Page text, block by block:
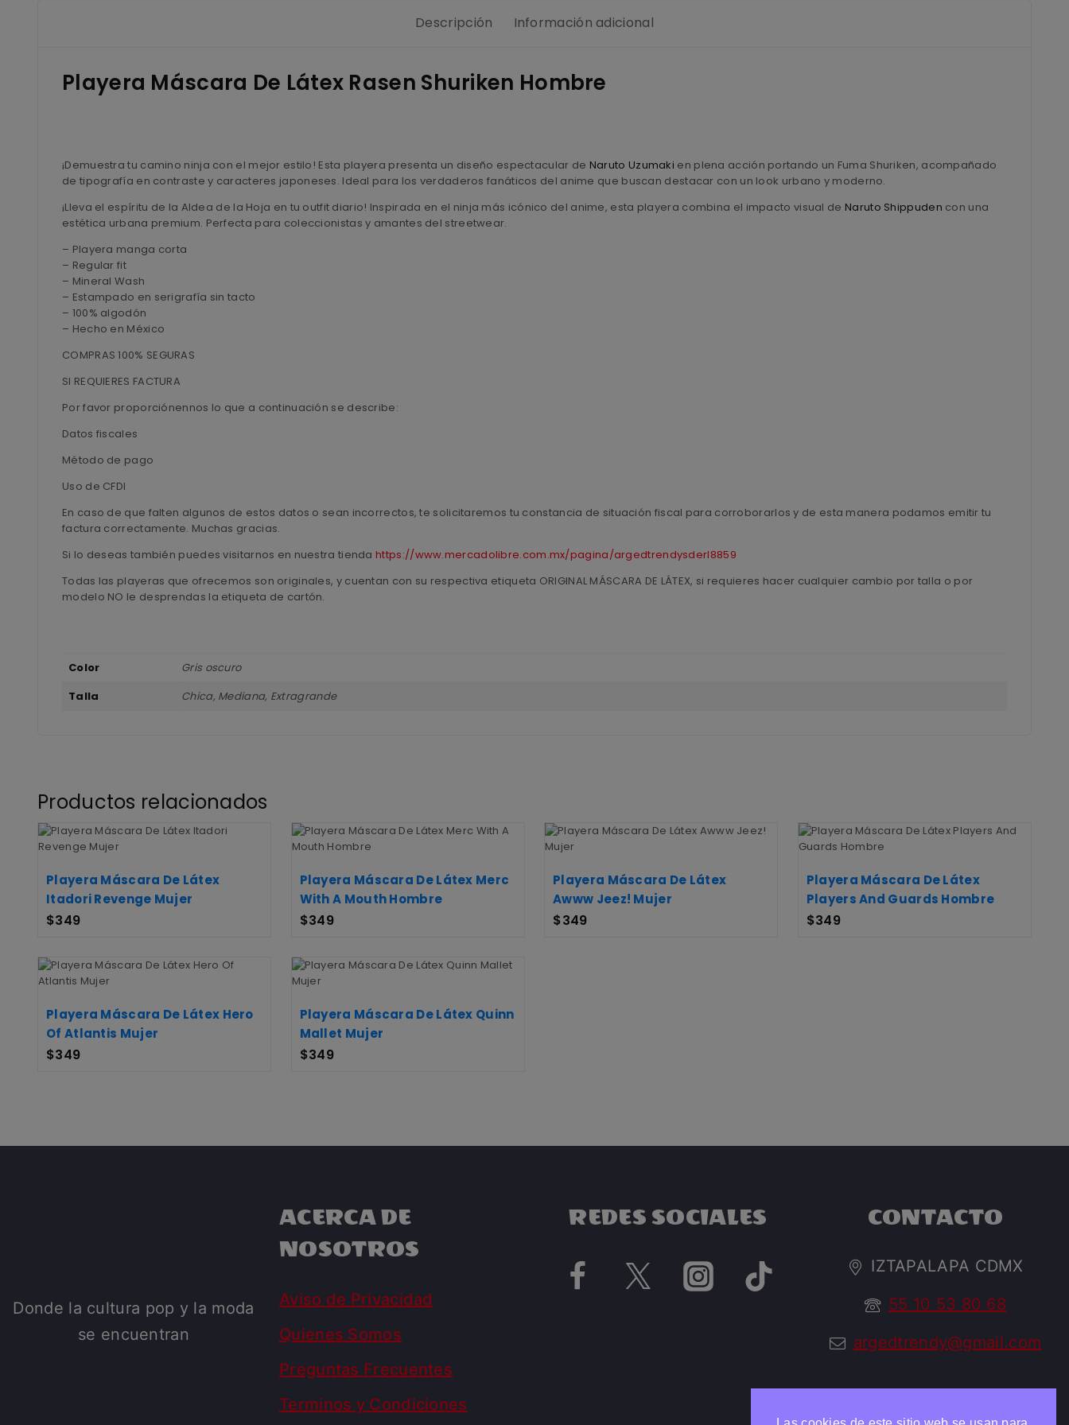
Descripción Información adicional
Playera Máscara De Látex Rasen Shuriken Hombre
¡Demuestra tu camino ninja con el mejor estilo! Esta playera presenta un diseño espectacular de Naruto Uzumaki en plena acción portando un Fuma Shuriken, acompañado
de tipografía en contraste y caracteres japoneses. Ideal para los verdaderos fanáticos del anime que buscan destacar con un look urbano y moderno.
¡Lleva el espíritu de la Aldea de la Hoja en tu outfit diario! Inspirada en el ninja más icónico del anime, esta playera combina el impacto visual de Naruto Shippuden con una
estética urbana premium. Perfecta para coleccionistas y amantes del streetwear.
– Playera manga corta
– Regular fit
– Mineral Wash
– Estampado en serigrafía sin tacto
– 100% algodón
– Hecho en México
COMPRAS 100% SEGURAS
SI REQUIERES FACTURA
Por favor proporciónennos lo que a continuación se describe:
Datos fiscales
Método de pago
Uso de CFDI
En caso de que falten algunos de estos datos o sean incorrectos, te solicitaremos tu constancia de situación fiscal para corroborarlos y de esta manera podamos emitir tu
factura correctamente. Muchas gracias.
Si lo deseas también puedes visitarnos en nuestra tiendahttps://www.mercadolibre.com.mx/pagina/argedtrendysderl8859
Todas las playeras que ofrecemos son originales, y cuentan con su respectiva etiqueta ORIGINAL MÁSCARA DE LÁTEX, si requieres hacer cualquier cambio por talla o por
modelo NO le desprendas la etiqueta de cartón.
Color
Gris oscuro
Talla
Chica, Mediana, Extragrande
Productos relacionados
Playera Máscara De Látex
Itadori Revenge Mujer
$349
Playera Máscara De Látex Merc
With A Mouth Hombre
$349
Playera Máscara De Látex
Awww Jeez! Mujer
$349
Playera Máscara De Látex
Players And Guards Hombre
$349
Playera Máscara De Látex Hero
Of Atlantis Mujer
$349
Playera Máscara De Látex Quinn
Mallet Mujer
$349
Donde la cultura pop y la moda
se encuentran
ACERCA DE
NOSOTROS
Aviso de Privacidad
Quienes Somos
Preguntas Frecuentes
Terminos y Condiciones
REDES SOCIALES CONTACTO
IZTAPALAPA CDMX
55 10 53 80 68
argedtrendy@gmail.com